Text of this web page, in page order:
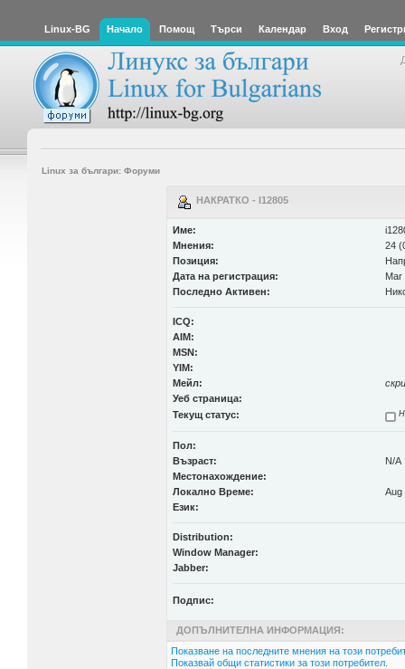
Linux-BG Начало Помощ Търси Календар Вход
Linux за българи: Форуми
НАКРАТКО - I12805
Име:
Мнения:
24
Позиция:
Дата на регистрация:
Mar
Последно Активен:
ICQ:
AIM:
MSN:
YIM:
Мейл:
Уеб страница:
Текущ статус:
Пол:
Възраст:
N/A
Местонахождение:
Локално Време:
Aug
Език:
Distribution:
Window Manager:
Jabber:
Подпис:
ДОПЪЛНИТЕЛНА ИНФОРМАЦИЯ:
Показване на последните мнения на този
Показвай общи статистики за този потребител.